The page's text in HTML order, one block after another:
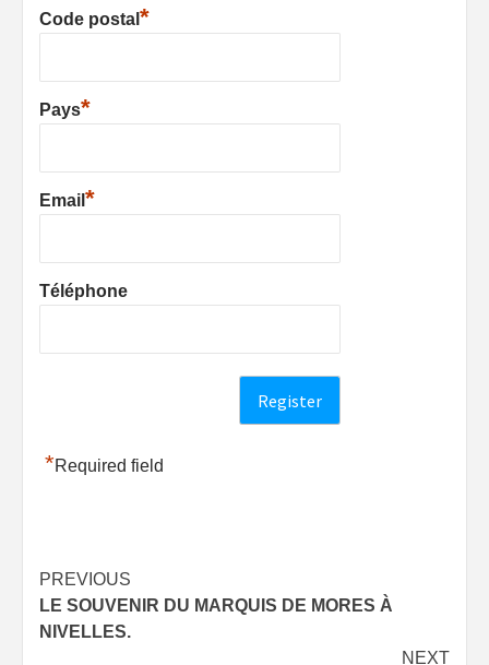
Code postal *
Pays*
Email *
Téléphone
*Required field
Post
navigation
PREVIOUS
LE SOUVENIR DU MARQUIS DE MORES À
NIVELLES.
NEXT